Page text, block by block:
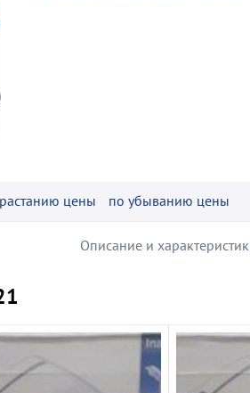
цены по убыванию цены
Описание и